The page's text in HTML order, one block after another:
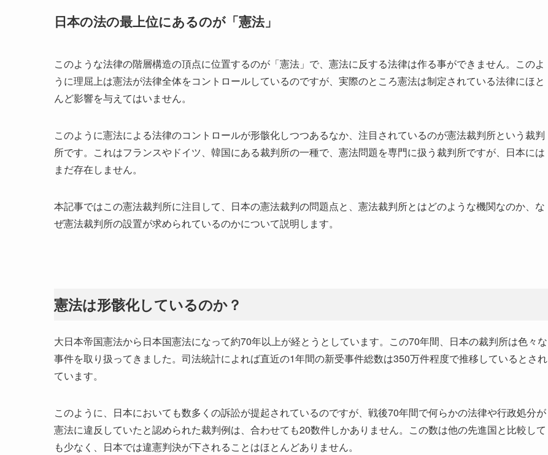
日本の法の最上位にあるのが「憲法」
このような法律の階層構造の頂点に位置するのが「憲法」で、憲法に反する法律は作る事ができません。このよ
うに理屈上は憲法が法律全体をコントロールしているのですが、実際のところ憲法は制定されている法律にほと
んど影響を与えてはいません。
このように憲法による法律のコントロールが形骸化しつつあるなか、注目されているのが憲法裁判所という裁判
所です。これはフランスやドイツ、韓国にある裁判所の一種で、憲法問題を専門に扱う裁判所ですが、日本には
まだ存在しません。
本記事ではこの憲法裁判所に注目して、日本の憲法裁判の問題点と、憲法裁判所とはどのような機関なのか、な
ぜ憲法裁判所の設置が求められているのかについて説明します。
憲法は形骸化しているのか？
大日本帝国憲法から日本国憲法になって約70年以上が経とうとしています。この70年間、日本の裁判所は色々な
事件を取り扱ってきました。司法統計によれば直近の1年間の新受事件総数は350万件程度で推移しているとされ
ています。
このように、日本においても数多くの訴訟が提起されているのですが、戦後70年間で何らかの法律や行政処分が
憲法に違反していたと認められた裁判例は、合わせても20数件しかありません。この数は他の先進国と比較して
も少なく、日本では違憲判決が下されることはほとんどありません。